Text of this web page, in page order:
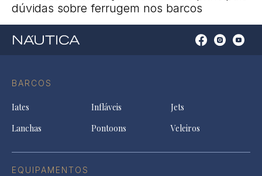
dúvidas sobre ferrugem nos barcos
BARCOS
Iates Infláveis
Jets
Lanchas
Pontoons Veleiros
EQUIPAMENTOS
OpenOpenOpen